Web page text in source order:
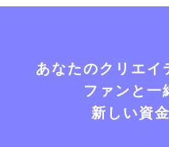
あなたのクリエ
ファンと一
新しい資